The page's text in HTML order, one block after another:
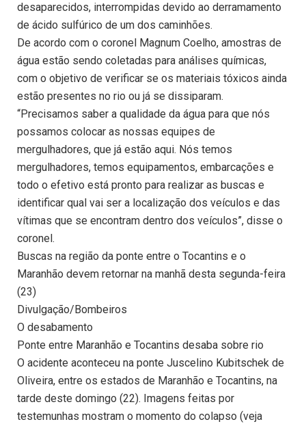
desaparecidos, interrompidas devido ao derramamento
de ácido sulfúrico de um dos caminhões.
De acordo com o coronel Magnum Coelho, amostras de
água estão sendo coletadas para análises químicas,
com o objetivo de verificar se os materiais tóxicos ainda
estão presentes no rio ou já se dissiparam.
“Precisamos saber a qualidade da água para que nós
possamos colocar as nossas equipes de
mergulhadores, que já estão aqui. Nós temos
mergulhadores, temos equipamentos, embarcações e
todo o efetivo está pronto para realizar as buscas e
identificar qual vai ser a localização dos veículos e das
vítimas que se encontram dentro dos veículos”, disse o
coronel.
Buscas na região da ponte entre o Tocantins e o
Maranhão devem retornar na manhã desta segunda-feira
(23)
Divulgação/Bombeiros
O desabamento
Ponte entre Maranhão e Tocantins desaba sobre rio
O acidente aconteceu na ponte Juscelino Kubitschek de
Oliveira, entre os estados de Maranhão e Tocantins, na
tarde deste domingo (22). Imagens feitas por
testemunhas mostram o momento do colapso (veja